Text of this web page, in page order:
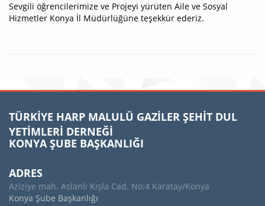
Sevgili öğrencilerimize ve Projeyi yürüten Aile ve Sosyal
Hizmetler Konya İl Müdürlüğüne teşekkür ederiz.
TÜRKİYE HARP MALULÜ GAZİLER ŞEHİT DUL
YETİMLERİ DERNEĞİ
KONYA ŞUBE BAŞKANLIĞI
ADRES
Aziziye mah. Aslanlı Kışla Cad. No:4 Karatay/Konya
Konya Şube Başkanlığı